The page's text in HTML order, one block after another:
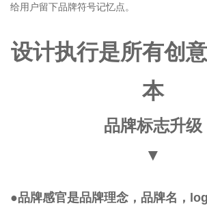
给用户留下品牌符号记忆点。
设计执行是所有创
本
品牌标志升级
▼
●品牌感官是品牌理念，品牌名，